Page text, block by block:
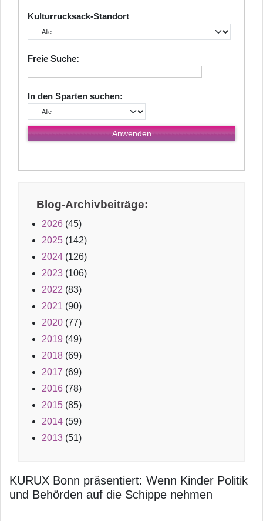
Kulturrucksack-Standort
Freie Suche:
In den Sparten suchen:
Blog-Archivbeiträge:
2026 (45)
2025 (142)
2024 (126)
2023 (106)
2022 (83)
2021 (90)
2020 (77)
2019 (49)
2018 (69)
2017 (69)
2016 (78)
2015 (85)
2014 (59)
2013 (51)
KURUX Bonn präsentiert: Wenn Kinder Politik
und Behörden auf die Schippe nehmen